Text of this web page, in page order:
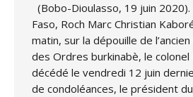
(Bobo-Dioulasso, 19 juin
Faso, Roch Marc Christian
matin, sur la dépouille de
des Ordres burkinabè, le
décédé le vendredi 12 juin
de condoléances, le président